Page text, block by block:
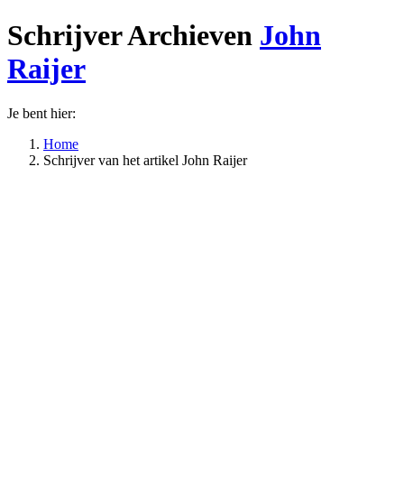
Schrijver Archieven John
Raijer
Je bent hier:
Home
Schrijver van het artikel John Raijer